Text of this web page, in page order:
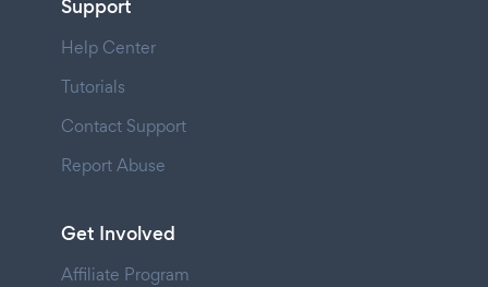
Support
Help Center
Tutorials
Contact Support
Report Abuse
Get Involved
Affiliate Program